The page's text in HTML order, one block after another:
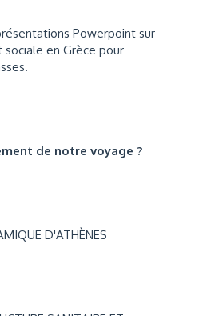
Powerpoint sur
en Grèce pour
de notre voyage ?
D'ATHÈNES